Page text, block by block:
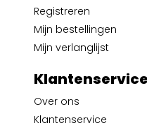
Registreren
Mijn bestellingen
Mijn verlanglijst
Klantenservice
Over ons
Klantenservice